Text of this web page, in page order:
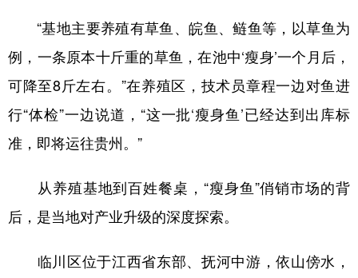
文化产业
地方频道
北京 天津 河北 山西
辽宁 吉林
浙江 安徽 福建 江西
山东 河南 湖北
广东 广西 海南 重庆
“基地主要养殖有草鱼、皖鱼、鲢鱼等，以草鱼为
例，一条原本十斤重的草鱼，在池中‘瘦身’一个月后，
可降至8斤左右。”在养殖区，技术员章程一边对鱼进
行“体检”一边说道，“这一批‘瘦身鱼’已经达到出库标
准，即将运往贵州。”
从养殖基地到百姓餐桌，“瘦身鱼”俏销市场的背
后，是当地对产业升级的深度探索。
临川区位于江西省东部、抚河中游，依山傍水，